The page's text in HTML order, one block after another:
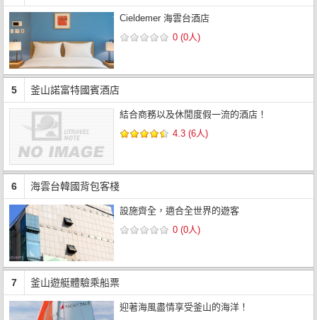
Cieldemer 海雲台酒店
0 (0人)
5 釜山諾富特國賓酒店
結合商務以及休閒度假一流的酒店！
4.3 (6人)
6 海雲台韓國背包客棧
設施齊全，適合全世界的遊客
0 (0人)
7 釜山遊艇體驗乘船票
迎著海風盡情享受釜山的海洋！